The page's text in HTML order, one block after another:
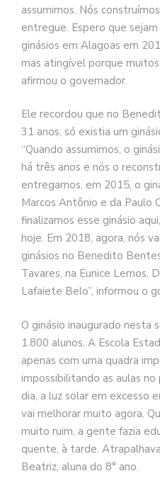
assumimos. Nós
entregue. Espero que
ginásios em Alagoas em
mas atingível porque
afirmou o governador.
Ele recordou que no
31 anos, só existia um
“Quando assumimos, o
há três anos e nós o
entregamos, em 2015, o
Marcos Antônio e da Paulo
finalizamos esse ginásio
hoje. Em 2018, agora, nós
ginásios no Benedito
Tavares, na Eunice Lemos,
Lafaiete Belo”, informou o
O ginásio inaugurado nesta
1.800 alunos. A Escola
apenas com uma quadra
impossibilitando as aulas
dia, a luz solar em excesso
vai melhorar muito agora.
muito ruim, a gente fazia
quente, à tarde.
Beatriz, aluna do 8° ano.